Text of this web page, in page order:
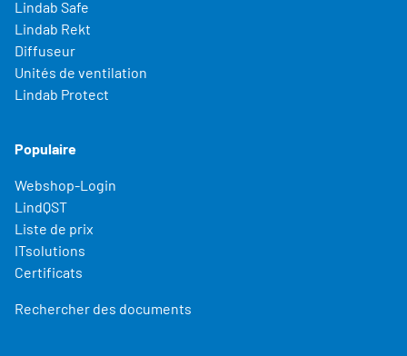
Lindab Safe
Lindab Rekt
Diffuseur
Unités de ventilation
Lindab Protect
Populaire
Webshop-Login
LindQST
Liste de prix
ITsolutions
Certificats
Rechercher des documents